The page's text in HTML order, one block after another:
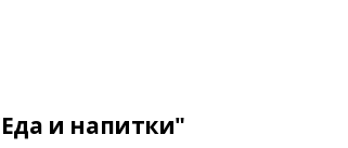
и напитки"